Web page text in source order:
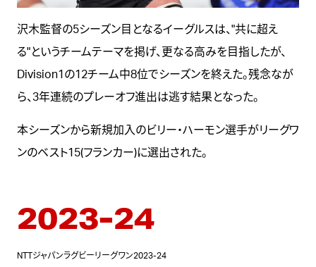
沢木監督の5シーズン目となるイーグルスは、"共に超え
る"というチームテーマを掲げ、更なる高みを目指したが、
Division1の12チーム中8位でシーズンを終えた。残念なが
ら、3年連続のプレーオフ進出は逃す結果となった。
本シーズンから新規加入のビリー・ハーモン選手がリーグワ
ンのベスト15(フランカー)に選出された。
2023-24
NTTジャパンラグビーリーグワン2023-24